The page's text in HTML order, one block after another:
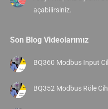
açabilirsiniz.
Son Blog Videolarımız
BQ360 Modbus Input
BQ352 Modbus Röle